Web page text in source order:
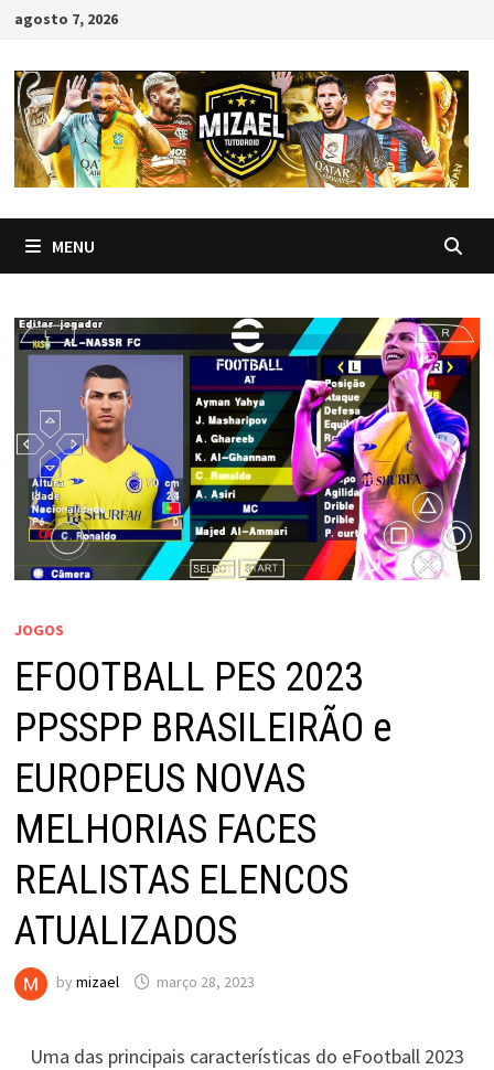
Skip
content
agosto 7, 2026
MENU
JOGOS
EFOOTBALL PES 2023
PPSSPP BRASILEIRÃO e
EUROPEUS NOVAS
MELHORIAS FACES
REALISTAS ELENCOS
ATUALIZADOS
by mizael março 28, 2023
Uma das principais características do eFootball 2023